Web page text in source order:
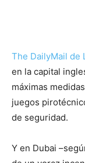
The DailyMail de
en la capital
máximas
juegos
de seguridad.
Y en Dubai